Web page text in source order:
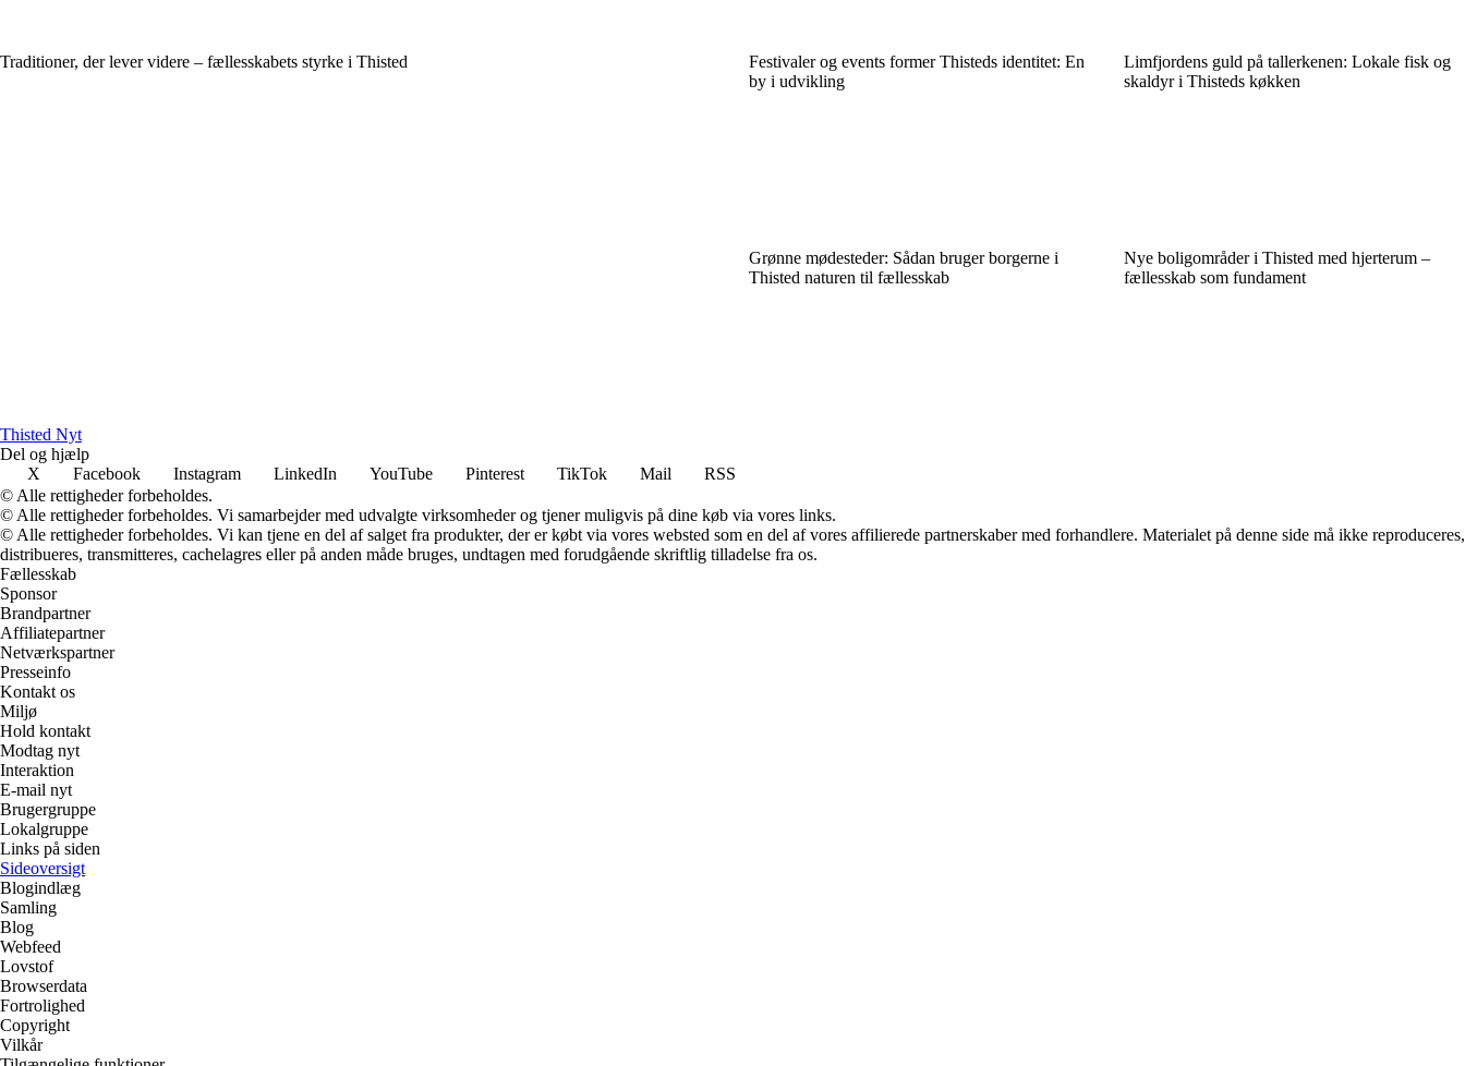
Traditioner, der lever videre – fællesskabets styrke i Thisted
Festivaler og events former Thisteds identitet: En
by i udvikling
Limfjordens guld på tallerkenen: Lokale fisk og
skaldyr i Thisteds køkken
Grønne mødesteder: Sådan bruger borgerne i
Thisted naturen til fællesskab
Nye boligområder i Thisted med hjerterum –
fællesskab som fundament
Thisted Nyt
Del og hjælp
X
Facebook Instagram LinkedIn YouTube Pinterest TikTok Mail
RSS
© Alle rettigheder forbeholdes.
© Alle rettigheder forbeholdes. Vi samarbejder med udvalgte virksomheder og tjener muligvis på dine køb via vores links.
© Alle rettigheder forbeholdes. Vi kan tjene en del af salget fra produkter, der er købt via vores websted som en del af vores affilierede partnerskaber med forhandlere. Materialet på denne side må ikke reproduceres,
distribueres, transmitteres, cachelagres eller på anden måde bruges, undtagen med forudgående skriftlig tilladelse fra os.
Fællesskab
Sponsor
Brandpartner
Affiliatepartner
Netværkspartner
Presseinfo
Kontakt os
Miljø
Hold kontakt
Modtag nyt
Interaktion
E-mail nyt
Brugergruppe
Lokalgruppe
Links på siden
Sideoversigt
Blogindlæg
Samling
Blog
Webfeed
Lovstof
Browserdata
Fortrolighed
Copyright
Vilkår